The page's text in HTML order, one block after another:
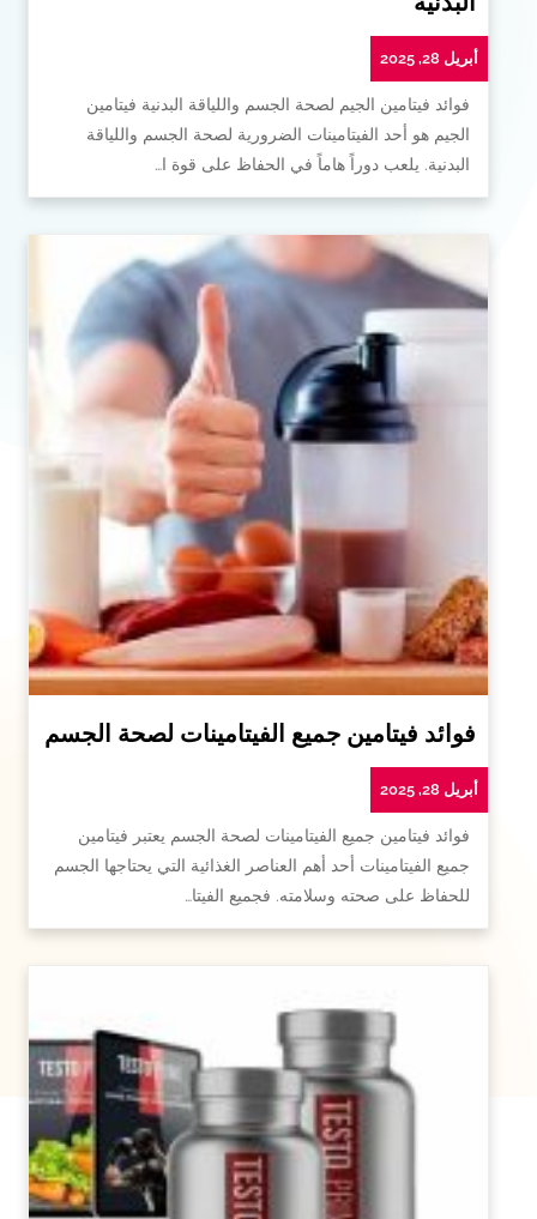
أبريل 28, 2025
فوائد فيتامين الجيم لصحة الجسم واللياقة البدنية فيتامين
الجيم هو أحد الفيتامينات الضرورية لصحة الجسم واللياقة
البدنية. يلعب دوراً هاماً في الحفاظ على قوة ا…
فوائد فيتامين جميع الفيتامينات لصحة الجسم
أبريل 28, 2025
فوائد فيتامين جميع الفيتامينات لصحة الجسم يعتبر فيتامين
جميع الفيتامينات أحد أهم العناصر الغذائية التي يحتاجها الجسم
للحفاظ على صحته وسلامته. فجميع الفيتا…